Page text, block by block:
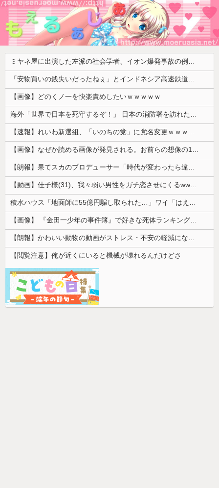
ミヤネ屋に出演した左派の社会学者、イオン爆発事故の例のテナントに理解を示して……
「安物買いの銭失いだったねぇ」とインドネシア高速鉄道の最終処分に日本側騒然、国家予算は使わないというと何が財源なんだ？
【画像】どのくノ一を快楽責めしたいｗｗｗｗｗ
海外「世界で日本を死守するぞ！」 日本の消防署を訪れたちびっ子集団が世界をメロメロに
【速報】れいわ新選組、「いのちの党」に党名変更ｗｗｗｗｗｗ
【画像】なぜか読める画像が発見される。お前らの想像の10倍読めるｗｗｗｗ
【朗報】果てスカのプロデューサー「時代が変わったら違う評価もされるんじゃないか」
【動画】佳子様(31)、我々弱い男性をガチ恋させにくるwwwwwww 【Pickup05164714】
積水ハウス「地面師に55億円騙し取られた…」ワイ「はえーかわいそう…会社滅茶苦茶やろなぁ」→
【画像】 『金田一少年の事件簿』で好きな死体ランキング１位がこちら！
【朗報】かわいい動物の動画がストレス・不安の軽減になる可能性。英大学の研究で実証
【閲覧注意】俺が近くにいると機械が壊れるんだけどさ